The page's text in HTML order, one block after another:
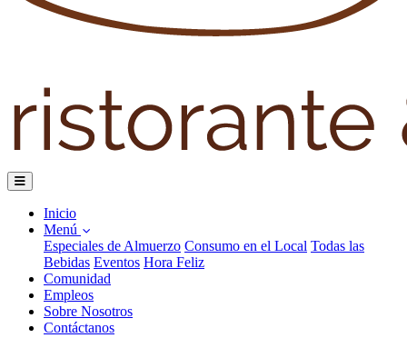
Inicio
Menú
Especiales de Almuerzo Consumo en el Local Todas las
Bebidas Eventos Hora Feliz
Comunidad
Empleos
Sobre Nosotros
Contáctanos